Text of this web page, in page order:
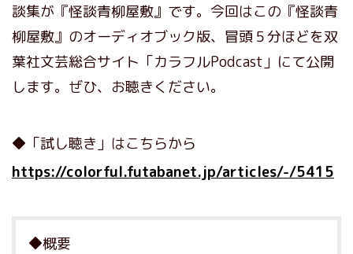
談集が『怪談青柳屋敷』です。今回はこの『怪談青
柳屋敷』のオーディオブック版、冒頭５分ほどを双
葉社文芸総合サイト「カラフルPodcast」にて公開
します。ぜひ、お聴きください。
◆「試し聴き」はこちらから
https://colorful.futabanet.jp/articles/-/5415
◆概要